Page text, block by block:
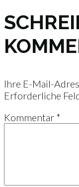
Ihre E-Mail-
Erforderliche
Kommentar *